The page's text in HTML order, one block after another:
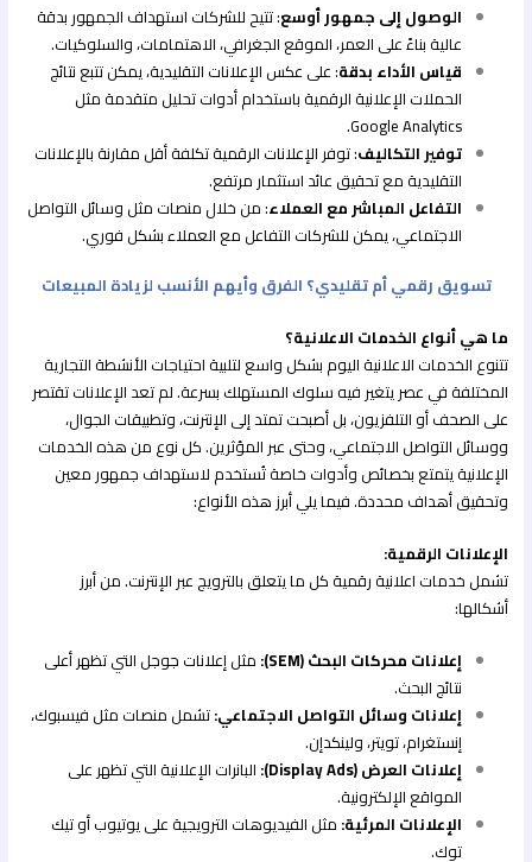
الوصول إلى جمهور أوسع: تتيح للشركات استهداف الجمهور بدقة
عالية بناءً على العمر، الموقع الجغرافي، الاهتمامات، والسلوكيات.
قياس الأداء بدقة: على عكس الإعلانات التقليدية، يمكن تتبع نتائج
الحملات الإعلانية الرقمية باستخدام أدوات تحليل متقدمة مثل
Google Analytics.
توفير التكاليف: توفر الإعلانات الرقمية تكلفة أقل مقارنة بالإعلانات
التقليدية مع تحقيق عائد استثمار مرتفع.
التفاعل المباشر مع العملاء: من خلال منصات مثل وسائل التواصل
الاجتماعي، يمكن للشركات التفاعل مع العملاء بشكل فوري.
تسويق رقمي أم تقليدي؟ الفرق وأيهم الأنسب لزيادة المبيعات
ما هي أنواع الخدمات الاعلانية؟
تتنوع الخدمات الاعلانية اليوم بشكل واسع لتلبية احتياجات الأنشطة التجارية
المختلفة في عصر يتغير فيه سلوك المستهلك بسرعة. لم تعد الإعلانات تقتصر
على الصحف أو التلفزيون، بل أصبحت تمتد إلى الإنترنت، وتطبيقات الجوال،
ووسائل التواصل الاجتماعي، وحتى عبر المؤثرين. كل نوع من هذه الخدمات
الإعلانية يتمتع بخصائص وأدوات خاصة تُستخدم لاستهداف جمهور معين
وتحقيق أهداف محددة. فيما يلي أبرز هذه الأنواع:
الإعلانات الرقمية:
تشمل خدمات اعلانية رقمية كل ما يتعلق بالترويج عبر الإنترنت. من أبرز
أشكالها:
إعلانات محركات البحث (SEM):
مثل إعلانات جوجل التي تظهر أعلى
نتائج البحث.
إعلانات وسائل التواصل الاجتماعي:تشمل منصات مثل فيسبوك،
إنستغرام، تويتر، ولينكدإن.
إعلانات العرض (Display Ads):
البانرات الإعلانية التي تظهر على
المواقع الإلكترونية.
الإعلانات المرئية: مثل الفيديوهات الترويجية على يوتيوب أو تيك
توك.